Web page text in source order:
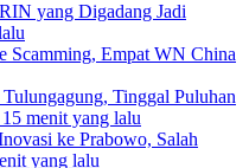
yang Digadang Jadi
Scamming, Empat WN China
Tinggal Puluhan
15 menit yang lalu
ke Prabowo, Salah
yang lalu